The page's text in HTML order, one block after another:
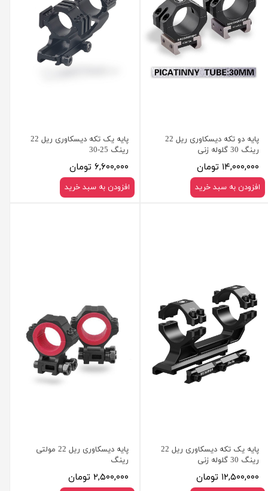
پایه دو تکه دیسکاوری ریل 22
رینگ 30 گلوله زنی
۱۴,۰۰۰,۰۰۰ تومان
افزودن به سبد خرید
پایه یک تکه دیسکاوری ریل 22
رینگ 25-30
۶,۶۰۰,۰۰۰ تومان
افزودن به سبد خرید
پایه یک تکه دیسکاوری ریل 22
رینگ 30 گلوله زنی
۱۲,۵۰۰,۰۰۰ تومان
پایه دیسکاوری ریل 22 مولتی
رینگ
۲,۵۰۰,۰۰۰ تومان